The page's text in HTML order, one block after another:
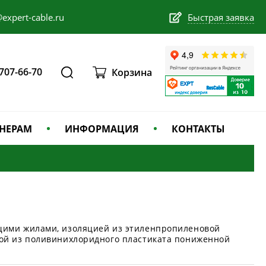
cable.ru Быстрая заявка
66-70 Корзина
ИНФОРМАЦИЯ КОНТАКТЫ
жилами, изоляцией из этиленпропиленовой
из поливинихлоридного пластиката пониженной